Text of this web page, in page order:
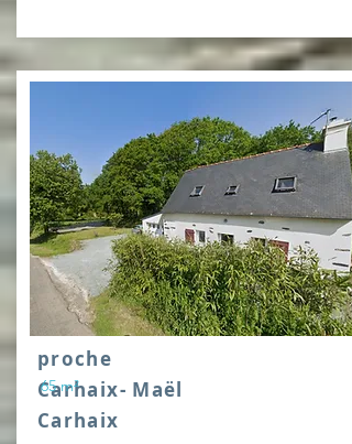
proche
Carhaix- Maël
Carhaix
65 m²